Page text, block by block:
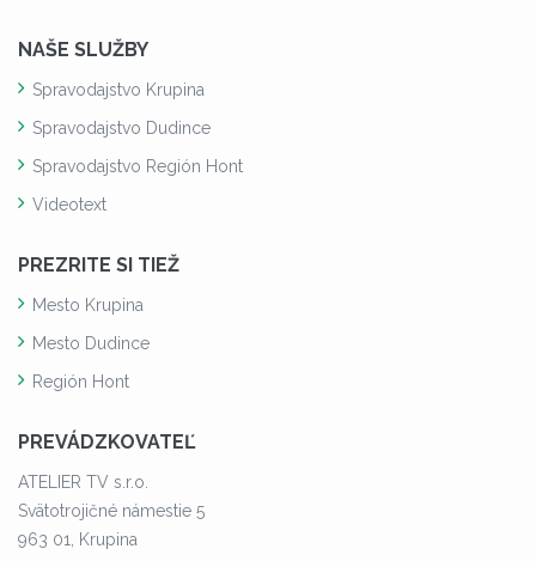
NAŠE SLUŽBY
Spravodajstvo Krupina
Spravodajstvo Dudince
Spravodajstvo Región Hont
Videotext
PREZRITE SI TIEŽ
Mesto Krupina
Mesto Dudince
Región Hont
PREVÁDZKOVATEĽ
ATELIER TV s.r.o.
Svätotrojičné námestie 5
963 01, Krupina